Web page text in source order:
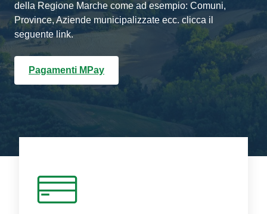
della Regione Marche come ad esempio: Comuni,
Province, Aziende municipalizzate ecc. clicca il
seguente link.
Pagamenti MPay